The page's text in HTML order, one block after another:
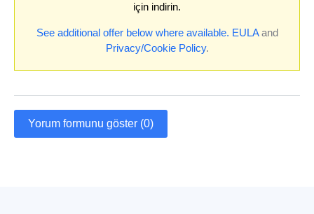
için indirin.
See additional offer below where available. EULAand
Privacy/Cookie Policy.
Yorum formunu göster (0)